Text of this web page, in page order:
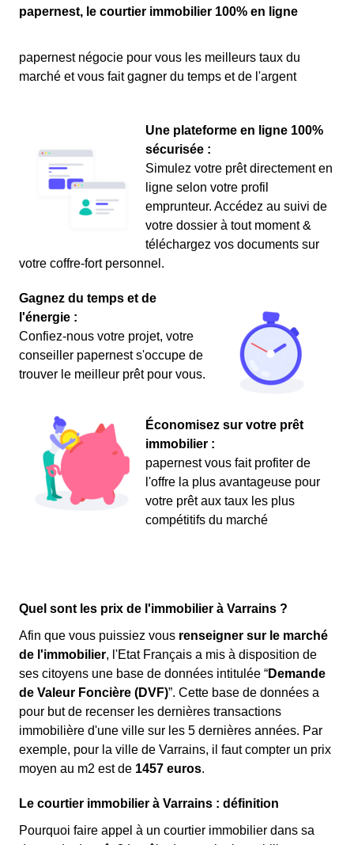
papernest, le courtier immobilier 100% en ligne
papernest négocie pour vous les meilleurs taux du
marché et vous fait gagner du temps et de l'argent
Une plateforme en ligne 100%
sécurisée :
Simulez votre prêt directement en
ligne selon votre profil
emprunteur. Accédez au suivi de
votre dossier à tout moment &
téléchargez vos documents sur
votre coffre-fort personnel.
Gagnez du temps et de
l'énergie :
Confiez-nous votre projet, votre
conseiller papernest s'occupe de
trouver le meilleur prêt pour vous.
Économisez sur votre prêt
immobilier :
papernest vous fait profiter de
l'offre la plus avantageuse pour
votre prêt aux taux les plus
compétitifs du marché
Quel sont les prix de l'immobilier à Varrains ?
Afin que vous puissiez vous renseigner sur le marché
de l'immobilier, l'Etat Français a mis à disposition de
ses citoyens une base de données intitulée “Demande
de Valeur Foncière (DVF)”. Cette base de données a
pour but de recenser les dernières transactions
immobilière d'une ville sur les 5 dernières années. Par
exemple, pour la ville de Varrains, il faut compter un prix
moyen au m2 est de 1457 euros.
Le courtier immobilier à Varrains : définition
Pourquoi faire appel à un courtier immobilier dans sa